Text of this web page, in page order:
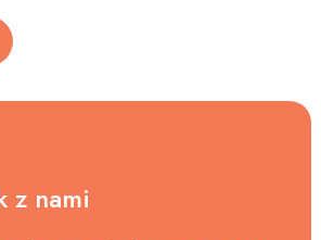
z nami